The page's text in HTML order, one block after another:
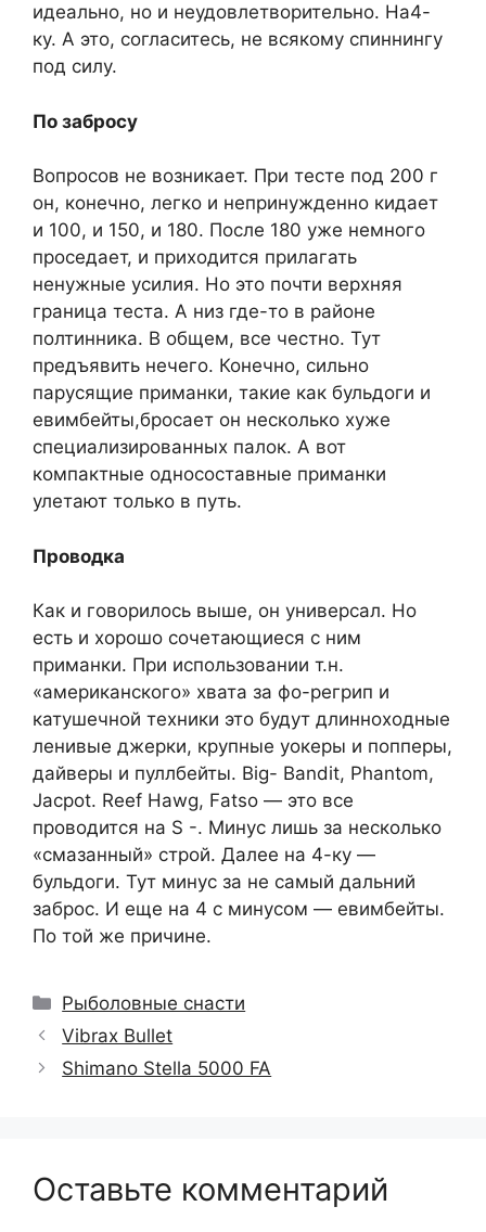
идеально, но и неудовлетворительно. На4-
ку. А это, согласитесь, не всякому спиннингу
под силу.
По забросу
Вопросов не возникает. При тесте под 200 г
он, конечно, легко и непринужденно кидает
и 100, и 150, и 180. После 180 уже немного
проседает, и приходится прилагать
ненужные усилия. Но это почти верхняя
граница теста. А низ где-то в районе
полтинника. В общем, все честно. Тут
предъявить нечего. Конечно, сильно
парусящие приманки, такие как бульдоги и
евимбейты,бросает он несколько хуже
специализированных палок. А вот
компактные односоставные приманки
улетают только в путь.
Проводка
Как и говорилось выше, он универсал. Но
есть и хорошо сочетающиеся с ним
приманки. При использовании т.н.
«американского» хвата за фо-регрип и
катушечной техники это будут длинноходные
ленивые джерки, крупные уокеры и попперы,
дайверы и пуллбейты. Big- Bandit, Phantom,
Jacpot. Reef Hawg, Fatso — это все
проводится на S -. Минус лишь за несколько
«смазанный» строй. Далее на 4-ку —
бульдоги. Тут минус за не самый дальний
заброс. И еще на 4 с минусом — евимбейты.
По той же причине.
Рубрики
Рыболовные снасти
Vibrax Bullet
Shimano Stella 5000 FA
Оставьте комментарий